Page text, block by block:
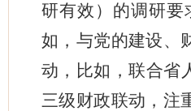
研有效）的调研要
如，与党的建设、
动，比如，联合省
三级财政联动，注